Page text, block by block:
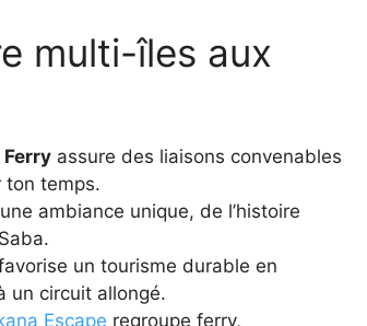
multi-îles aux
Ferry assure des liaisons convenables
ton temps.
ambiance unique, de l’histoire
un tourisme durable en
un circuit allongé.
Escape regroupe ferry,